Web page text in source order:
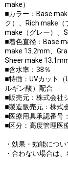
make）
■カラー：Base
ク）、Rich make
make（グレー）、
■着色直径：Base
make 13.2mm、
Sheer make
■含水率：38％
■特徴：UVカット
ルギン酸）配合
■販売元：株式会社
■製造販売元：株式
■医療用具承認番号
■区分：高度管理医
・効果・効能につ
・合わない場合は